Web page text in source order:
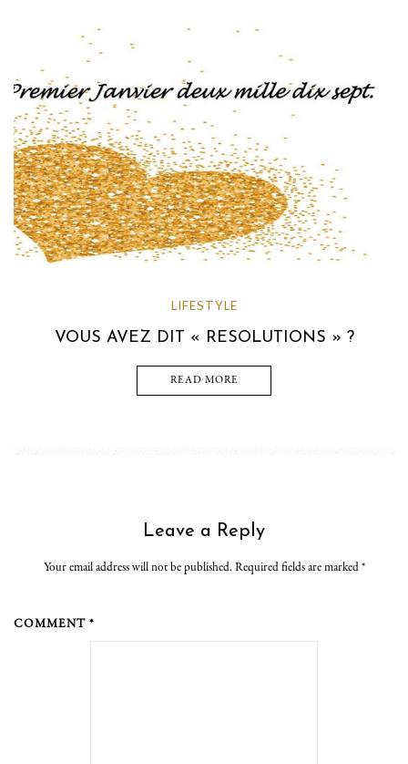
LIFESTYLE
VOUS AVEZ DIT « RESOLUTIONS » ?
READ MORE
Leave a Reply
Your email address will not be published. Required fields are marked *
COMMENT *